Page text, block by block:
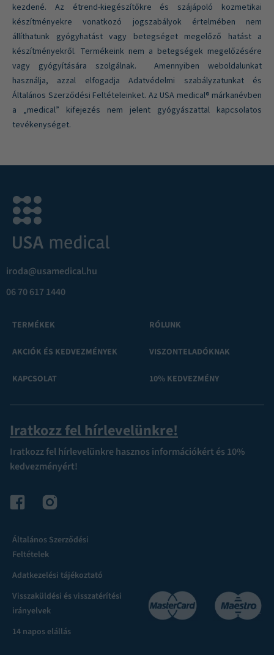
kezdené. Az étrend-kiegészítőkre és szájápoló kozmetikai
készítményekre vonatkozó jogszabályok értelmében nem
állíthatunk gyógyhatást vagy betegséget megelőző hatást a
készítményekről. Termékeink nem a betegségek megelőzésére
vagy gyógyítására szolgálnak. Amennyiben weboldalunkat
használja, azzal elfogadja Adatvédelmi szabályzatunkat és
Általános Szerződési Feltételeinket. Az USA medical® márkanévben
a „medical” kifejezés nem jelent gyógyászattal kapcsolatos
tevékenységet.
iroda@usamedical.hu
06 70 617 1440
TERMÉKEK
AKCIÓK ÉS KEDVEZMÉNYEK
KAPCSOLAT
RÓLUNK
VISZONTELADÓKNAK
10% KEDVEZMÉNY
Iratkozz fel hírlevelünkre!
Iratkozz fel hírlevelünkre hasznos információkért és 10%
kedvezményért!
Általános Szerződési
Feltételek
Adatkezelési tájékoztató
Visszaküldési és visszatérítési
irányelvek
14 napos elállás